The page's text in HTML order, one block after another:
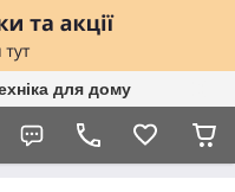
для дому